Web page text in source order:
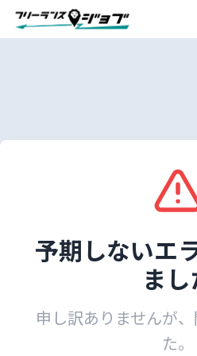
予期しないエ
まし
申し訳ありませんが
た。